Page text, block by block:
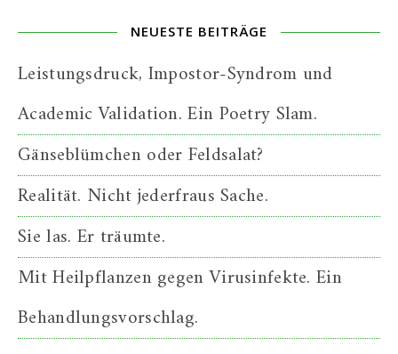
NEUESTE BEITRÄGE
Leistungsdruck, Impostor-Syndrom und
Academic Validation. Ein Poetry Slam.
Gänseblümchen oder Feldsalat?
Realität. Nicht jederfraus Sache.
Sie las. Er träumte.
Mit Heilpflanzen gegen Virusinfekte. Ein
Behandlungsvorschlag.